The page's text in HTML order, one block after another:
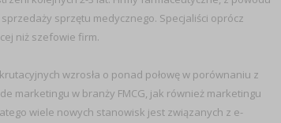
sprzętu medycznego. Specjaliści oprócz
niż szefowie firm.
wzrosła o ponad połowę w porównaniu z
marketingu w branży FMCG, jak również marketingu
wiele nowych stanowisk jest związanych z e-